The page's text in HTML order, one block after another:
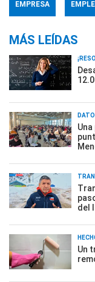
EMPRESA
MÁS LEÍDAS
del
Un